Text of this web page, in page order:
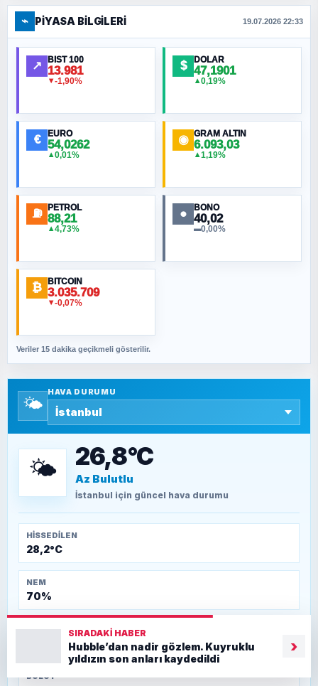
FERHAT BÜYÜKKALKAN
Ankara Zirvesi: NATO Toplantısı mı, Yeni
Ortadoğu Haritasının Provası mı?
MURAT ÖZKAN
NURETTIN BÖLÜK
ORHAN KILIÇOĞLU
Fahişeye beyinli bir müstevli alçağına
SAVAŞ ŞAHİN
SEYFULLAH ÇİÇEK
TEOMAN ALPASLAN
Kütahya-Eskişehir Muharebeleri (10-24
⌁ PIYASA BILGILERI 19.07.2026 22:33
↗ BIST 100
13.981
▼-1,90%
$ DOLAR
47,1901
▲0,19%
€ EURO
54,0262
▲0,01%
◉ GRAM ALTIN
6.093,03
▲1,19%
⛽ PETROL
88,21
▲4,73%
● BONO
40,02
▬0,00%
₿ BITCOIN
3.035.709
▼-0,07%
Veriler 15 dakika geçikmeli gösterilir.
🌤️
HAVA DURUMU
🌤️ 26,8°C
Az Bulutlu
İstanbul için güncel hava durumu
HISSEDILEN
28,2°C
NEM
70%
RÜZGAR
20,3 km/sa
BULUT
SIRADAKI HABER
Hubble’dan nadir gözlem. Kuyruklu
yıldızın son anları kaydedildi
›